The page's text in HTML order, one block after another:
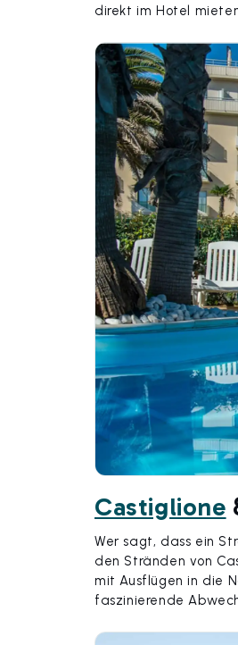
direkt im Hotel
Castiglione
Wer sagt, dass ein
den Stränden von
mit Ausflügen in die
faszinierende